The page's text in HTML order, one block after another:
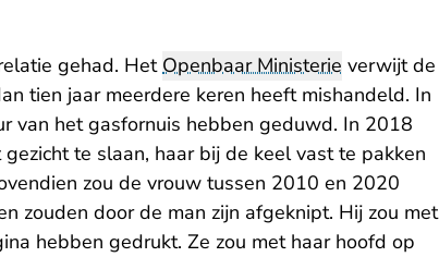
gehad. HetOpenbaar Ministerie verwijt de
tien jaar meerdere keren heeft mishandeld. In
van het gasfornuis hebben geduwd. In 2018
te slaan, haar bij de keel vast te pakken
zou de vrouw tussen 2010 en 2020
zouden door de man zijn afgeknipt. Hij zou met
hebben gedrukt. Ze zou met haar hoofd op